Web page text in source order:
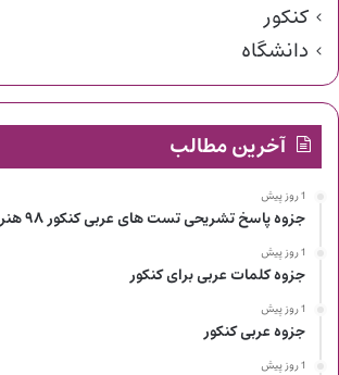
کنکور
دانشگاه
آخرین مطالب
1 روز پیش
جزوه پاسخ تشریحی تست های عربی کنکور ۹۸ هنر
1 روز پیش
جزوه کلمات عربی برای کنکور
1 روز پیش
جزوه عربی کنکور
1 روز پیش